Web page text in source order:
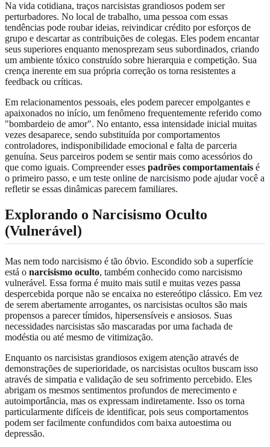
Na vida cotidiana, traços narcisistas grandiosos podem ser
perturbadores. No local de trabalho, uma pessoa com essas
tendências pode roubar ideias, reivindicar crédito por esforços de
grupo e descartar as contribuições de colegas. Eles podem encantar
seus superiores enquanto menosprezam seus subordinados, criando
um ambiente tóxico construído sobre hierarquia e competição. Sua
crença inerente em sua própria correção os torna resistentes a
feedback ou críticas.
Em relacionamentos pessoais, eles podem parecer empolgantes e
apaixonados no início, um fenômeno frequentemente referido como
"bombardeio de amor". No entanto, essa intensidade inicial muitas
vezes desaparece, sendo substituída por comportamentos
controladores, indisponibilidade emocional e falta de parceria
genuína. Seus parceiros podem se sentir mais como acessórios do
que como iguais. Compreender esses padrões comportamentais é
o primeiro passo, e um teste online de narcisismo pode ajudar você a
refletir se essas dinâmicas parecem familiares.
Explorando o Narcisismo Oculto
(Vulnerável)
Mas nem todo narcisismo é tão óbvio. Escondido sob a superfície
está o narcisismo oculto, também conhecido como narcisismo
vulnerável. Essa forma é muito mais sutil e muitas vezes passa
despercebida porque não se encaixa no estereótipo clássico. Em vez
de serem abertamente arrogantes, os narcisistas ocultos são mais
propensos a parecer tímidos, hipersensíveis e ansiosos. Suas
necessidades narcisistas são mascaradas por uma fachada de
modéstia ou até mesmo de vitimização.
Enquanto os narcisistas grandiosos exigem atenção através de
demonstrações de superioridade, os narcisistas ocultos buscam isso
através de simpatia e validação de seu sofrimento percebido. Eles
abrigam os mesmos sentimentos profundos de merecimento e
autoimportância, mas os expressam indiretamente. Isso os torna
particularmente difíceis de identificar, pois seus comportamentos
podem ser facilmente confundidos com baixa autoestima ou
depressão.